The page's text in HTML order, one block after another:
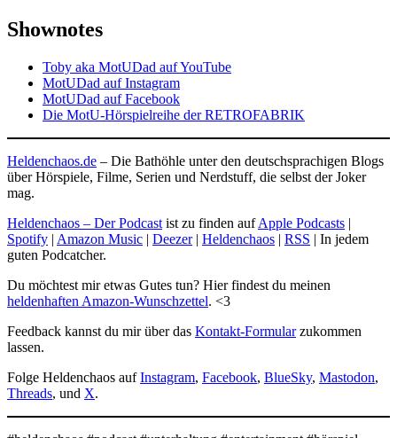
Shownotes
Toby aka MotUDad auf YouTube
MotUDad auf Instagram
MotUDad auf Facebook
Die MotU-Hörspielreihe der RETROFABRIK
Heldenchaos.de – Die Bathöhle unter den deutschsprachigen Blogs
über Hörspiele, Filme, Serien und Nerdstuff, die selbst der Joker
mag.
Heldenchaos – Der Podcast ist zu finden aufApple Podcasts |
Spotify | Amazon Music | Deezer| Heldenchaos | RSS | In jedem
guten Podcatcher.
Du möchtest mir etwas Gutes tun? Hier findest du meinen
heldenhaften Amazon-Wunschzettel. <3
Feedback kannst du mir über das Kontakt-Formularzukommen
lassen.
Folge Heldenchaos aufInstagram, Facebook, BlueSky, Mastodon,
Threads, und X.